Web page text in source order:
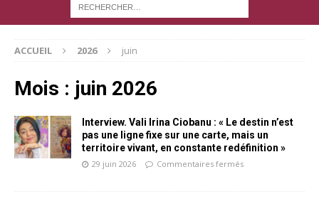
ACCUEIL 2026 juin
Mois : juin 2026
Interview. Vali Irina Ciobanu : « Le destin n’est
pas une ligne fixe sur une carte, mais un
territoire vivant, en constante redéfinition »
29 juin 2026 Commentaires fermés